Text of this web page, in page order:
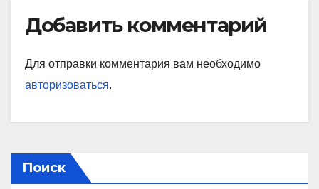
Добавить комментарий
Для отправки комментария вам необходимо
авторизоваться.
Поиск